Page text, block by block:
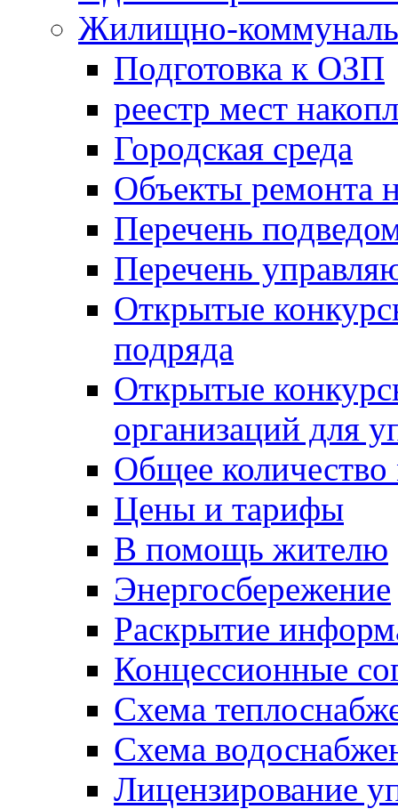
Жилищно-
Подготовка к ОЗП
реестр мест
Городская среда
Объекты ремонта
Перечень
Перечень
Открытые
подряда
Открытые
организаций для
Общее
Цены и тарифы
В помощь жителю
Энергосбережение
Раскрытие
Концессионные
Схема
Схема
Лицензирование